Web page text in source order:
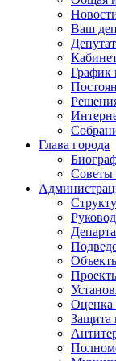
Ваш
График
Глава города
Советы
Оценка
Защита